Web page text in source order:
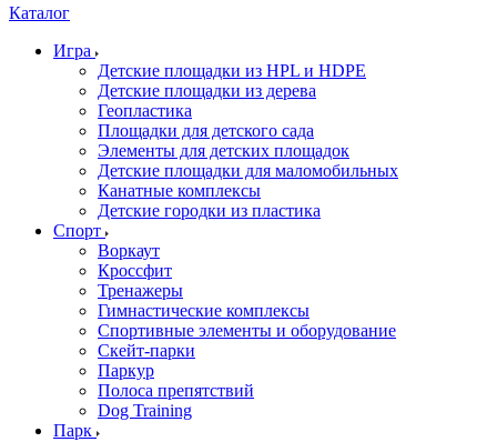
Каталог
Игра
Детские площадки из HPL и HDPE
Детские площадки из дерева
Геопластика
Площадки для детского сада
Элементы для детских площадок
Детские площадки для маломобильных
Канатные комплексы
Детские городки из пластика
Спорт
Воркаут
Кроссфит
Тренажеры
Гимнастические комплексы
Спортивные элементы и оборудование
Скейт-парки
Паркур
Полоса препятствий
Dog Training
Парк